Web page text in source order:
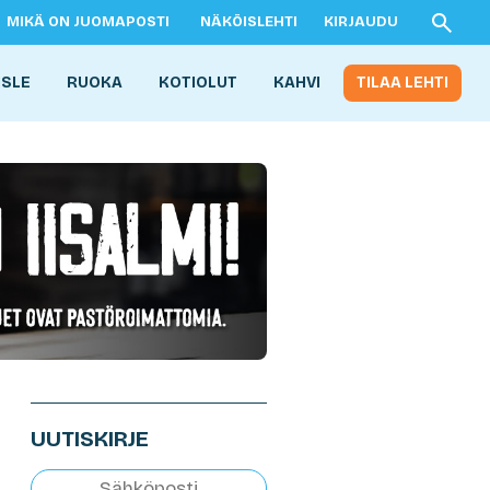
MIKÄ ON JUOMAPOSTI NÄKÖISLEHTI KIRJAUDU
RUOKA KOTIOLUT KAHVI TILAA LEHTI
UUTISKIRJE